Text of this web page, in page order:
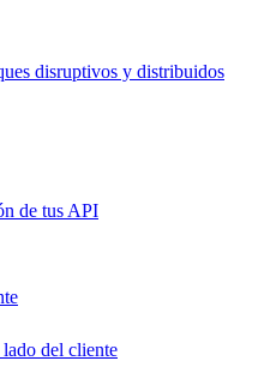
disruptivos y distribuidos
de tus API
lado del cliente